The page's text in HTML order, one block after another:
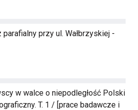
przy ul. Wałbrzyskiej -
w walce o niepodległość Polski
T. 1 / [prace badawcze i